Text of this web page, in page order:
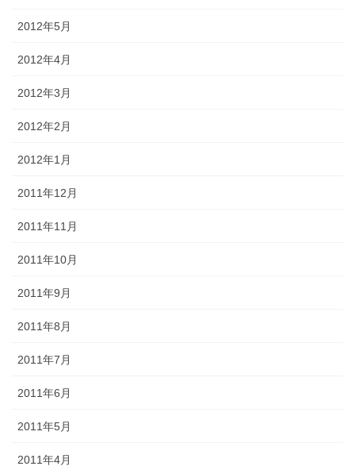
2012年5月
2012年4月
2012年3月
2012年2月
2012年1月
2011年12月
2011年11月
2011年10月
2011年9月
2011年8月
2011年7月
2011年6月
2011年5月
2011年4月